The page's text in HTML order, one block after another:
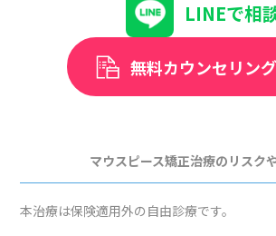
LINEで相
無料カウンセリン
マウスピース矯正治療のリスク
本治療は保険適用外の自由診療です。